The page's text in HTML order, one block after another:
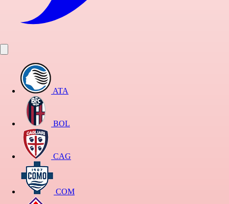
ATA
BOL
CAG
COM